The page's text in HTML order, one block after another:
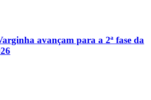
avançam para a 2ª fase da